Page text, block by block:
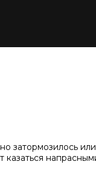
затормозилось